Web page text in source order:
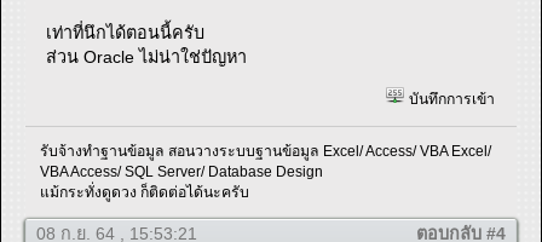
เท่าที่นึกได้ตอนนี้ครับ
ส่วน Oracle ไม่น่าใช่ปัญหา
บันทึกการเข้า
รับจ้างทำฐานข้อมูล สอนวางระบบฐานข้อมูล Excel/ Access/ VBA Excel/
VBA Access/ SQL Server/ Database Design
แม้กระทั่งดูดวง ก็ติดต่อได้นะครับ
08 ก.ย. 64 , 15:53:21 ตอบกลับ #4